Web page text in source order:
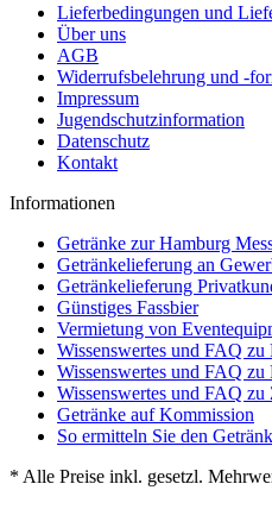
Lieferbedingungen und
Über uns
AGB
Widerrufsbelehrung und -
Impressum
Jugendschutzinformation
Datenschutz
Kontakt
Informationen
Getränke zur Hamburg
Getränkelieferung an
Getränkelieferung
Günstiges Fassbier
Vermietung von
Wissenswertes und FAQ zu
Wissenswertes und FAQ zu
Wissenswertes und FAQ zu
Getränke auf Kommission
So ermitteln Sie den
* Alle Preise inkl. gesetzl.